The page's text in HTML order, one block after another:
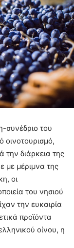
συνέδριο του
οινοτουρισμό,
την διάρκεια της
με μέριμνα της
οι
του νησιού
την ευκαιρία
προϊόντα
οίνου, η